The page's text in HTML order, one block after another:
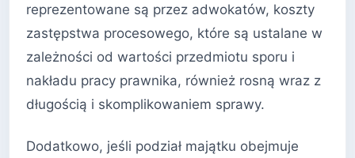
reprezentowane są przez adwokatów, koszty
zastępstwa procesowego, które są ustalane w
zależności od wartości przedmiotu sporu i
nakładu pracy prawnika, również rosną wraz z
długością i skomplikowaniem sprawy.
Dodatkowo, jeśli podział majątku obejmuje